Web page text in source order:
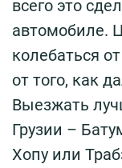
всего это
автомобиле.
колебаться
от того, как
Выезжать
Грузии –
Хопу или